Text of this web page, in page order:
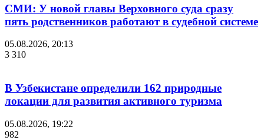
СМИ: У новой главы Верховного суда сразу
пять родственников работают в судебной системе
05.08.2026, 20:13
3 310
В Узбекистане определили 162 природные
локации для развития активного туризма
05.08.2026, 19:22
982